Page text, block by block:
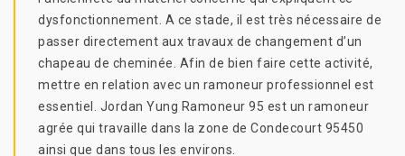
dysfonctionnement. A ce stade, il est très nécessaire de
passer directement aux travaux de changement d’un
chapeau de cheminée. Afin de bien faire cette activité,
mettre en relation avec un ramoneur professionnel est
essentiel. Jordan Yung Ramoneur 95 est un ramoneur
agrée qui travaille dans la zone de Condecourt 95450
ainsi que dans tous les environs.